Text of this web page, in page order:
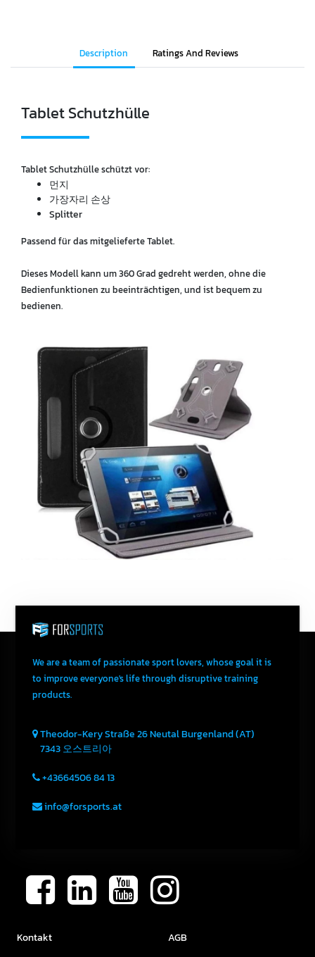
Description Ratings And Reviews
Tablet Schutzhülle
Tablet Schutzhülle schützt vor:
먼지
가장자리 손상
Splitter
Passend für das mitgelieferte Tablet.
Dieses Modell kann um 360 Grad gedreht werden, ohne die
Bedienfunktionen zu beeinträchtigen, und ist bequem zu
bedienen.
We are a team of passionate sport lovers, whose goal it is
to improve everyone's life through disruptive training
products.
Theodor-Kery Straße 26NeutalBurgenland (AT)
7343오스트리아
+43664506 84 13
info@forsports.at
Kontakt AGB